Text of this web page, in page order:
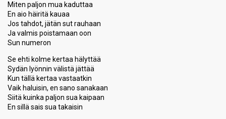
Miten paljon mua kaduttaa
En aio häiritä kauaa
Jos tahdot, jätän sut rauhaan
Ja valmis poistamaan oon
Sun numeron
Se ehti kolme kertaa hälyttää
Sydän lyönnin välistä jättää
Kun tällä kertaa vastaatkin
Vaik haluisin, en sano sanakaan
Siitä kuinka paljon sua kaipaan
En sillä sais sua takaisin